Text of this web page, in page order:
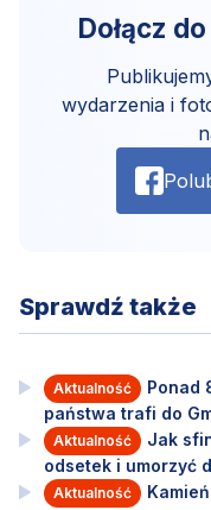
Dołącz
wydarzenia i
Sprawdź także
Aktualność
Ponad
państwa trafi do
Aktualność
Jak
odsetek i umorzyć
Aktualność